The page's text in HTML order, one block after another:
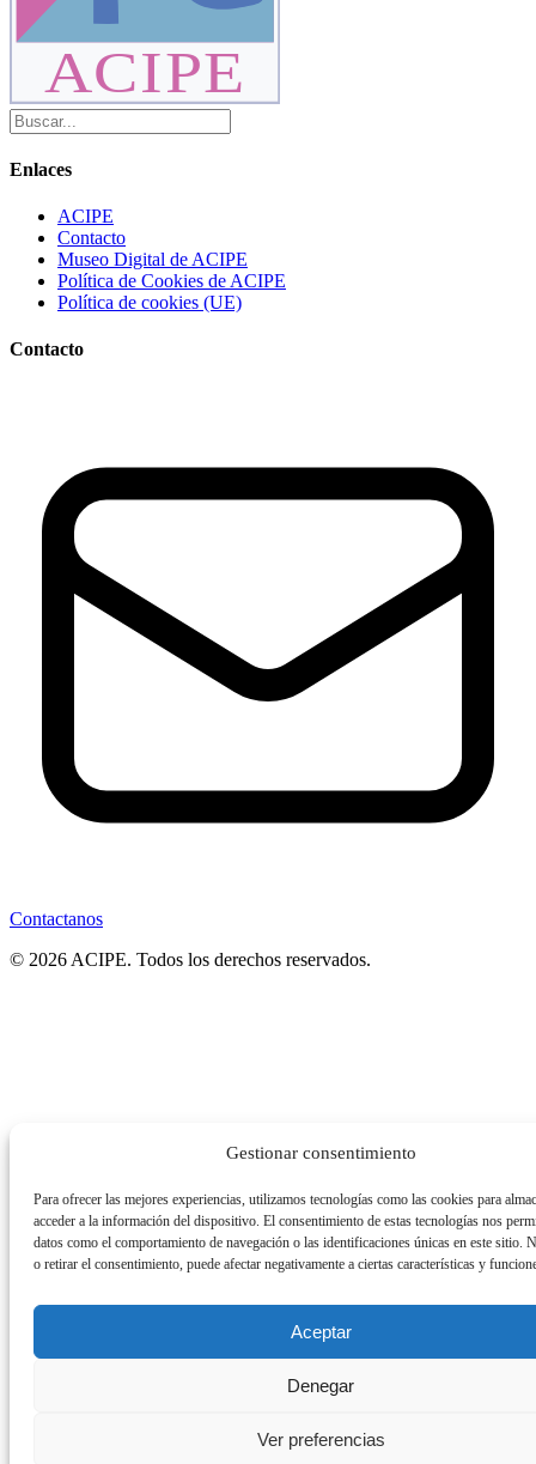
Gestionar consentimiento
Para ofrecer las mejores experiencias, utilizamos tecnologías como las cookies para
acceder a la información del dispositivo. El consentimiento de estas tecnologías nos
datos como el comportamiento de navegación o las identificaciones únicas en este sitio.
o retirar el consentimiento, puede afectar negativamente a ciertas características y
Aceptar
Denegar
Ver preferencias
ACIPE
Enlaces
ACIPE
Contacto
Museo Digital de ACIPE
Política de Cookies de ACIPE
Política de cookies (UE)
Contacto
Contactanos
© 2026 ACIPE. Todos los derechos reservados.